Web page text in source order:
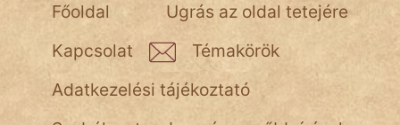
Ugrás az oldal tetejére
Főoldal
Kapcsolat
Témakörök
Adatkezelési tájékoztató